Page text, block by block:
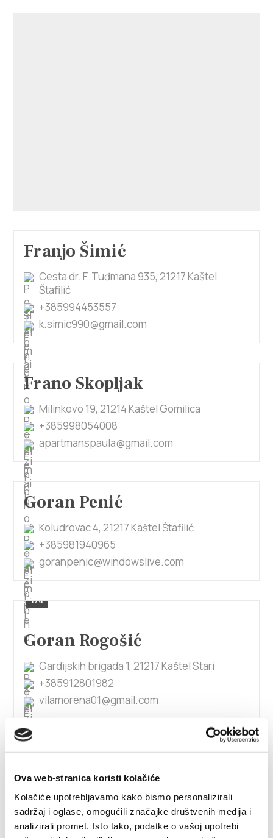
Ova web-stranica koristi kolačiće
Kolačiće upotrebljavamo kako bismo personalizirali
sadržaj i oglase, omogućili značajke društvenih medija i
analizirali promet. Isto tako, podatke o vašoj upotrebi
Franjo Šimić
Cesta dr. F. Tuđmana 935, 21217 Kaštel
Štafilić
+385994453557
k.simic990@gmail.com
Frano Skopljak
Milinkovo 19, 21214 Kaštel Gomilica
+385998054008
apartmanspaula@gmail.com
Goran Penić
Koludrovac 4, 21217 Kaštel Štafilić
+385981940965
goranpenic@windowslive.com
1/4
Goran Rogošić
Gardijskih brigada 1, 21217 Kaštel Stari
+385912801982
vilamorena01@gmail.com
Goran Šikić
Pod Knježak 5, 21214 Kaštel Kambelovac
+385915757188
marelux.apartments@gmail.com